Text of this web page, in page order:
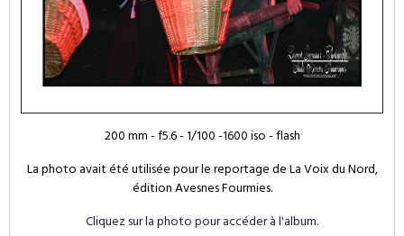
200 mm - f5.6 - 1/100 -1600 iso - flash
La photo avait été utilisée pour le reportage de La Voix du Nord,
édition Avesnes Fourmies.
Cliquez sur la photo pour accéder à l'album.